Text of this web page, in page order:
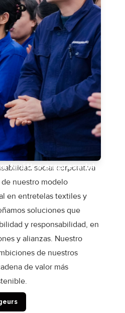
la ética empresarial
social corporativa
nuestro modelo
en entretelas textiles y
soluciones que
y responsabilidad, en
y alianzas. Nuestro
de nuestros
de valor más